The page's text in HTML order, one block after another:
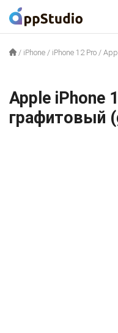
/ iPhone / iPhone 12 Pro /
Apple iPhone
графитовый